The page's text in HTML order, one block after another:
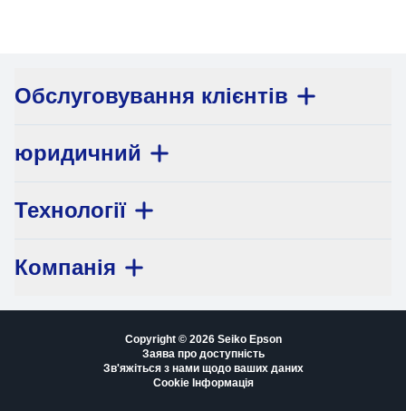
Обслуговування клієнтів
юридичний
Технології
Компанія
Copyright © 2026 Seiko Epson
Заява про доступність
Зв'яжіться з нами щодо ваших даних
Cookie Інформація